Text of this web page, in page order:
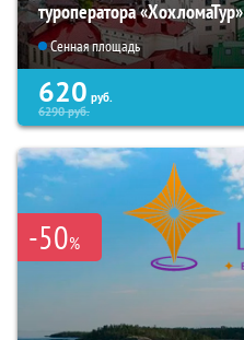
туроператора «ХохломаТур»
Сенная площадь
620 руб.
6290руб.
-50%